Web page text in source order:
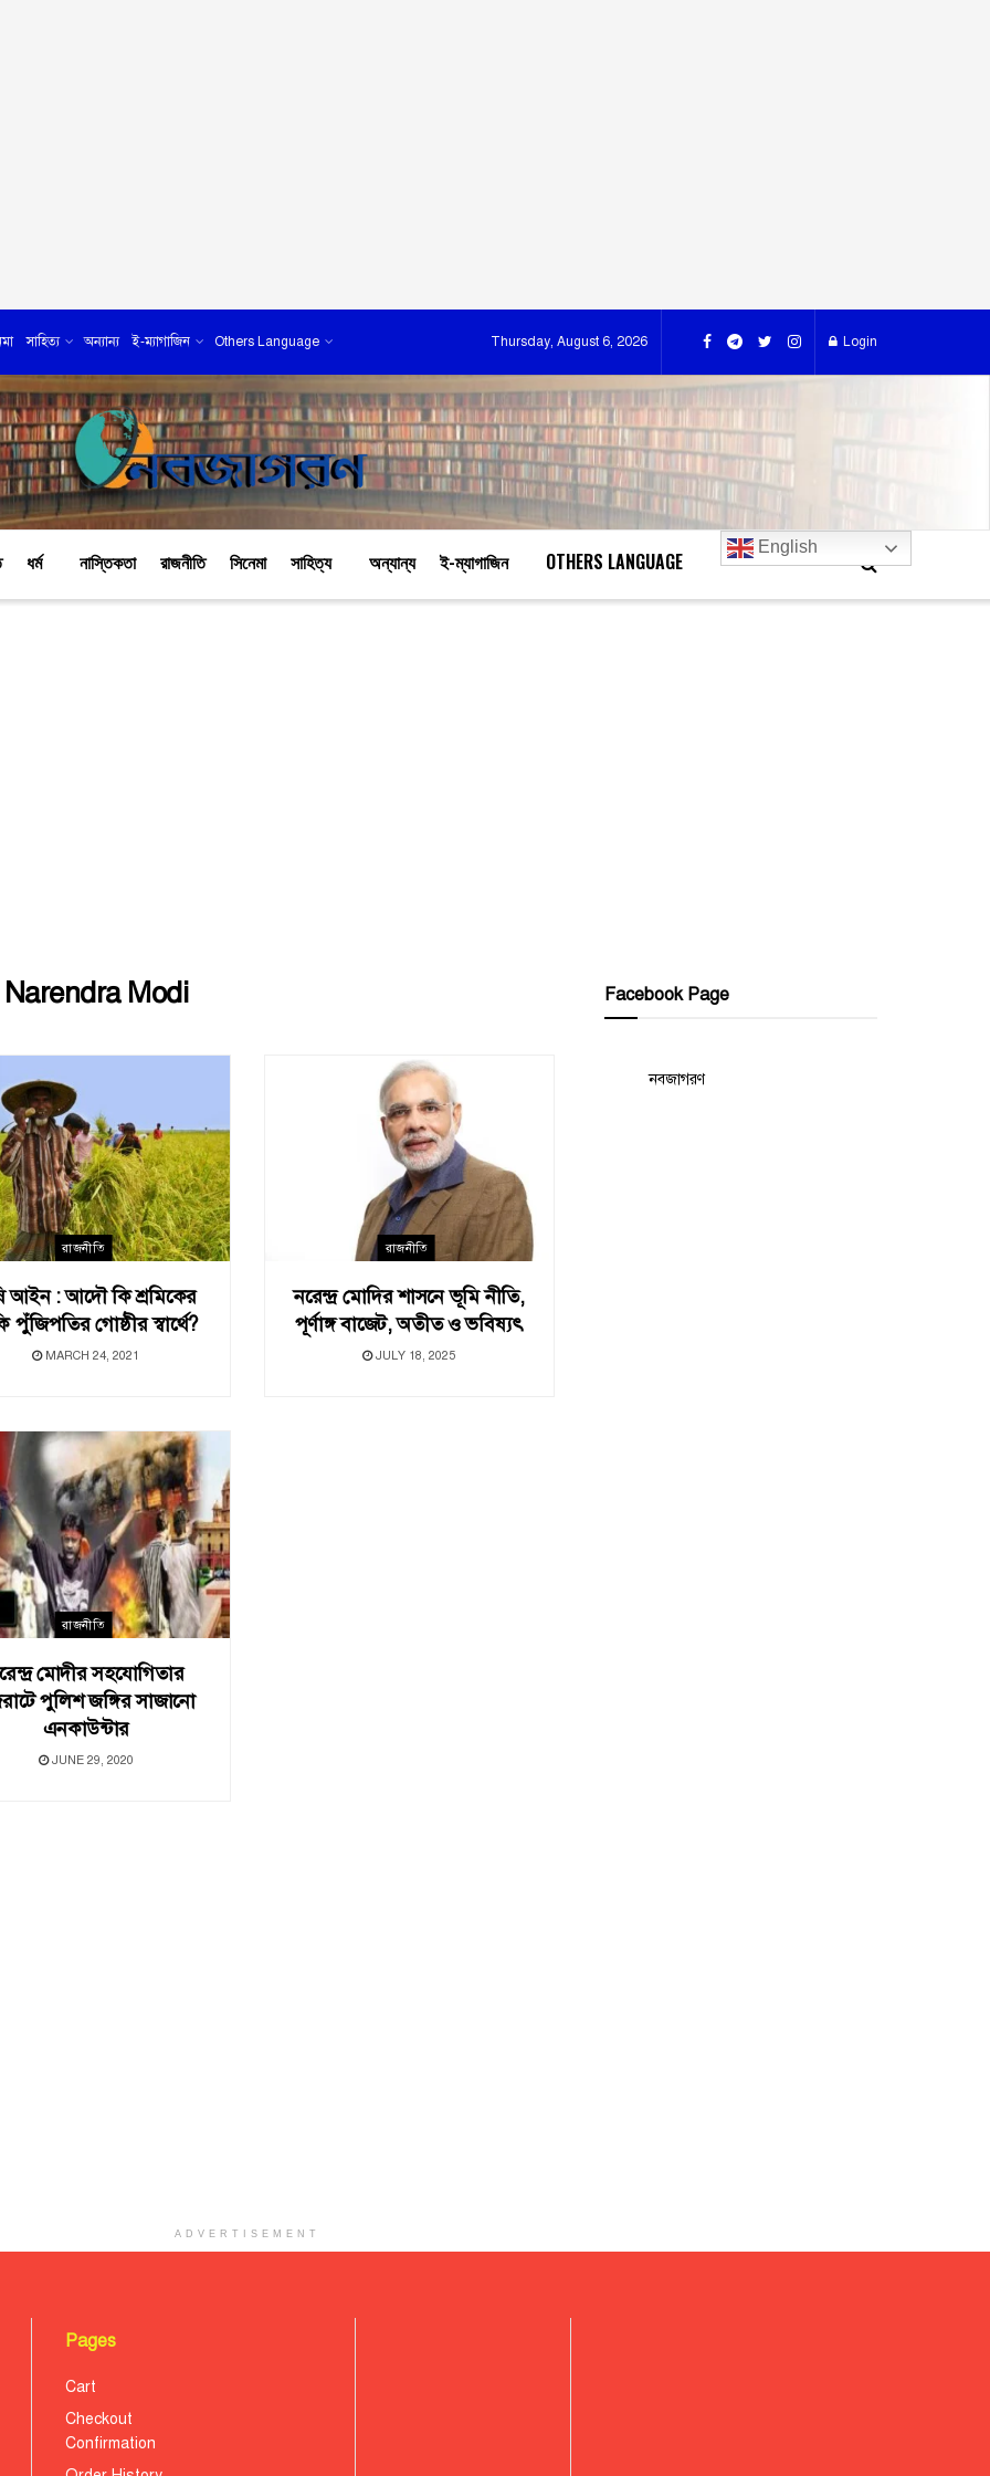
সাহিত্য অন্যান্য ই-ম্যাগাজিন Others Language Thursday, August 6, 2026 Login
ধর্ম নাস্তিকতা রাজনীতি সিনেমা সাহিত্য অন্যান্য ই-ম্যাগাজিন OTHERS LANGUAGE
English
Narendra Modi
রাজনীতি
আইন : আদৌ কি শ্রমিকের
পুঁজিপতির গোষ্ঠীর স্বার্থে?
MARCH 24, 2021
রাজনীতি
নরেন্দ্র মোদির শাসনে ভূমি নীতি,
পূর্ণাঙ্গ বাজেট, অতীত ও ভবিষ্যৎ
JULY 18, 2025
রাজনীতি
মোদীর সহযোগিতার
পুলিশ জঙ্গির সাজানো
এনকাউন্টার
JUNE 29, 2020
Facebook Page
নবজাগরণ
ADVERTISEMENT
Pages
Cart
Checkout
Confirmation